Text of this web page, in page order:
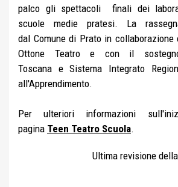
palco gli spettacoli finali dei
scuole medie pratesi. La
dal Comune di Prato in
Ottone Teatro e con il
Toscana e Sistema Integrato
all'Apprendimento.
Per ulteriori informazioni
pagina Teen Teatro Scuola.
Ultima revisione